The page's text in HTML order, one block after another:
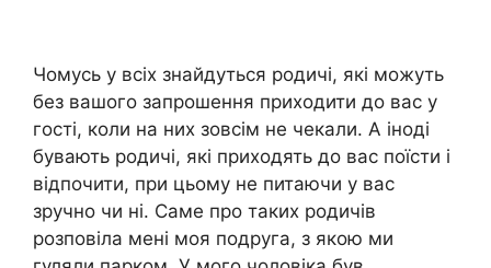
Чомусь у всіх знайдуться родичі, які можуть
без вашого запрошення приходити до вас у
гості, коли на них зовсім не чекали. А іноді
бувають родичі, які приходять до вас поїсти і
відпочити, при цьому не питаючи у вас
зручно чи ні. Саме про таких родичів
розповіла мені моя подруга, з якою ми